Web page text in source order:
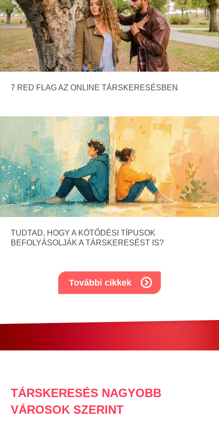
7 RED FLAG AZ ONLINE TÁRSKERESÉSBEN
TUDTAD, HOGY A KÖTŐDÉSI TÍPUSOK
BEFOLYÁSOLJÁK A TÁRSKERESÉST IS?
További cikkek
TÁRSKERESÉS NAGYOBB
VÁROSOK SZERINT